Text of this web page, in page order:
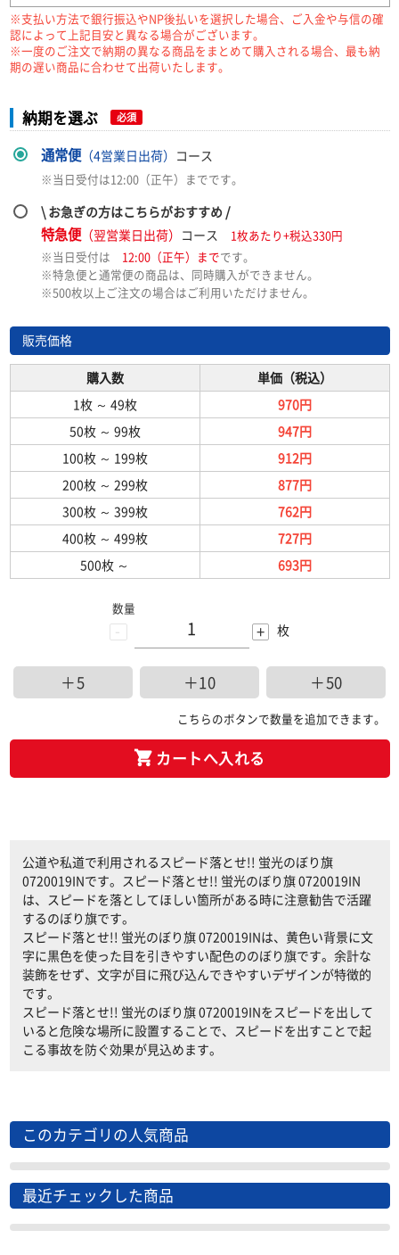
※支払い方法で銀行振込やNP後払いを選択した場合、ご入金や与信の確
認によって上記目安と異なる場合がございます。
※一度のご注文で納期の異なる商品をまとめて購入される場合、最も納
期の遅い商品に合わせて出荷いたします。
納期を選ぶ 必須
通常便（4営業日出荷） コース
※当日受付は12:00（正午）までです。
\ お急ぎの方はこちらがおすすめ /
特急便（翌営業日出荷） コース
1枚あたり+税込330円
※当日受付は 12:00（正午）までです。
※特急便と通常便の商品は、同時購入ができません。
※500枚以上ご注文の場合はご利用いただけません。
販売価格
購入数
単価（税込）
1枚 ～ 49枚
970円
50枚 ～ 99枚
947円
100枚 ～ 199枚
912円
200枚 ～ 299枚
877円
300枚 ～ 399枚
762円
400枚 ～ 499枚
727円
500枚 ～ 693円
-
数量
+ 枚
＋5 ＋10 ＋50
こちらのボタンで数量を追加できます。
カートへ入れる
公道や私道で利用されるスピード落とせ!! 蛍光のぼり旗
0720019INです。スピード落とせ!! 蛍光のぼり旗 0720019IN
は、スピードを落としてほしい箇所がある時に注意勧告で活躍
するのぼり旗です。
スピード落とせ!! 蛍光のぼり旗 0720019INは、黄色い背景に文
字に黒色を使った目を引きやすい配色ののぼり旗です。余計な
装飾をせず、文字が目に飛び込んできやすいデザインが特徴的
です。
スピード落とせ!! 蛍光のぼり旗 0720019INをスピードを出して
いると危険な場所に設置することで、スピードを出すことで起
こる事故を防ぐ効果が見込めます。
このカテゴリの人気商品
最近チェックした商品